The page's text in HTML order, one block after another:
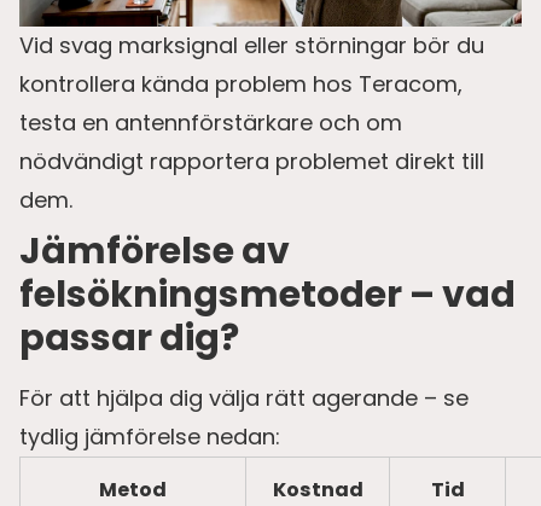
Vid svag marksignal eller störningar bör du
kontrollera kända problem hos Teracom,
testa en antennförstärkare och om
nödvändigt rapportera problemet direkt till
dem.
Jämförelse av
felsökningsmetoder – vad
passar dig?
För att hjälpa dig välja rätt agerande – se
tydlig jämförelse nedan:
Metod Kostnad Tid